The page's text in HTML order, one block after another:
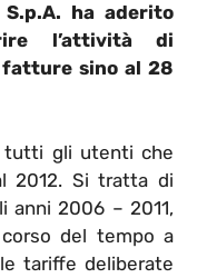
ha aderito
l’attività di
sino al 28
tutti gli utenti che
2012. Si tratta di
anni 2006 – 2011,
del tempo a
tariffe deliberate